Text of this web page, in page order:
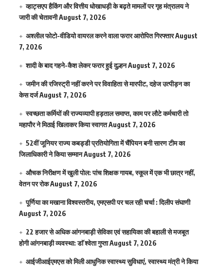
व्हाट्सएप हैकिंग और वित्तीय धोखाधड़ी के बढ़ते मामलों पर गृह मंत्रालय ने
जारी की चेतावनीAugust 7, 2026
अश्लील फोटो-वीडियो वायरल करने वाला फरार आरोपित गिरफ्तारAugust
7, 2026
शादी के बाद गहने-कैश लेकर फरार हुई दुल्हनAugust 7, 2026
जमीन की रजिस्ट्री नहीं करने पर विवाहिता से मारपीट, दहेज उत्पीड़न का
केस दर्जAugust 7, 2026
स्वच्छता कर्मियों की राज्यव्यापी हड़ताल समाप्त, काम पर लौटे कर्मचारी तो
महापौर ने मिठाई खिलाकर किया स्वागतAugust 7, 2026
52वीं जूनियर राज्य कबड्डी प्रतियोगिता में चैंपियन बनी सारण टीम का
जिलाधिकारी ने किया सम्मानAugust 7, 2026
औचक निरीक्षण में खुली पोल: पांच शिक्षक गायब, स्कूल में एक भी छात्र नहीं,
वेतन पर रोकAugust 7, 2026
पूर्णिया का मखाना विश्वस्तरीय, एमएसपी पर चल रही चर्चा : दिलीप संघाणी
August 7, 2026
22 हजार से अधिक आंगनबाड़ी सेविका एवं सहायिका की बहाली से मजबूत
होगी आंगनबाड़ी व्यवस्था: डाॅ श्वेता गुप्ताAugust 7, 2026
आईजीआईएमएस काे मिली आधुनिक स्वास्थ्य सुविधाएं, स्वास्थ्य मंत्री ने किया